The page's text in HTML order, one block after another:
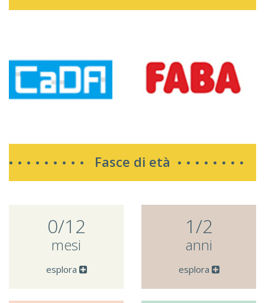
Fasce di età
0/12
mesi
esplora
1/2
anni
esplora